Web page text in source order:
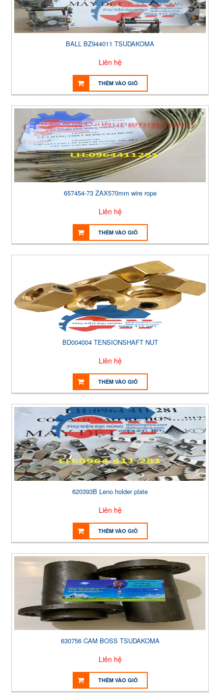
BALL BZ944011 TSUDAKOMA
Liên hệ
THÊM VÀO GIỎ
657454-73 ZAX570mm wire rope
Liên hệ
THÊM VÀO GIỎ
BD004004 TENSIONSHAFT NUT
Liên hệ
THÊM VÀO GIỎ
620393B Leno holder plate
Liên hệ
THÊM VÀO GIỎ
630756 CAM BOSS TSUDAKOMA
Liên hệ
THÊM VÀO GIỎ